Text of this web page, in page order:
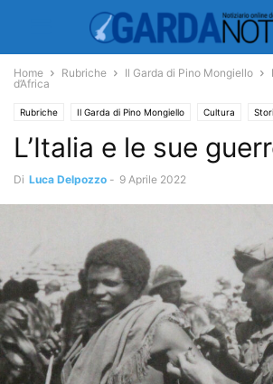
Home Rubriche Il Garda di Pino Mongiello
d’Africa
Rubriche Il Garda di Pino Mongiello Cultura
L’Italia e le sue
Di Luca Delpozzo - 9 Aprile 2022